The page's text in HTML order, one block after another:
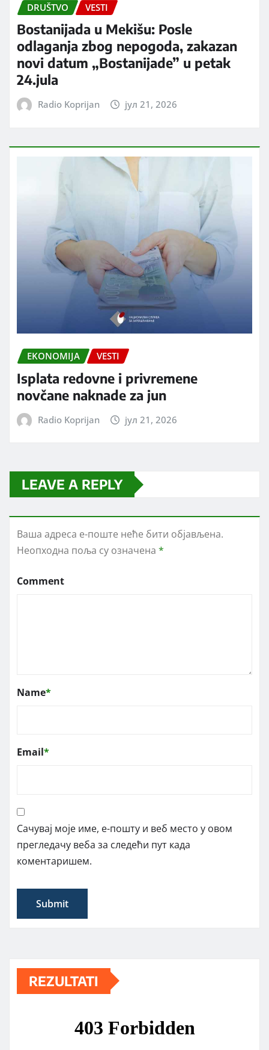
DRUŠTVO VESTI
Bostanijada u Mekišu: Posle
odlaganja zbog nepogoda, zakazan
novi datum „Bostanijade” u petak
24.jula
Radio Koprijan јул 21, 2026
EKONOMIJA VESTI
Isplata redovne i privremene
novčane naknade za jun
Radio Koprijan јул 21, 2026
LEAVE A REPLY
Ваша адреса е-поште неће бити објављена.
Неопходна поља су означена *
Comment
Name*
Email*
Сачувај моје име, е-пошту и веб место у овом
прегледачу веба за следећи пут када
коментаришем.
REZULTATI